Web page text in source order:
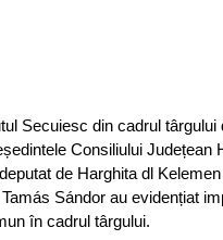
Secuiesc din cadrul
Consiliului
de Harghita dl
Sándor au evidențiat
în cadrul târgului.